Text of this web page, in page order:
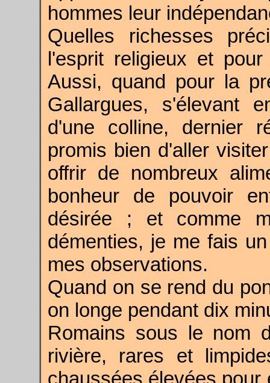
hommes leur
Quelles richesses
l'esprit religieux et
Aussi, quand pour la
Gallargues, s'élevant
d'une colline, dernier
promis bien d'aller
offrir de nombreux
bonheur de pouvoir
désirée ; et comme
démenties, je me fais
mes observations.
Quand on se rend du
on longe pendant dix
Romains sous le nom
rivière, rares et
chaussées élevées pour